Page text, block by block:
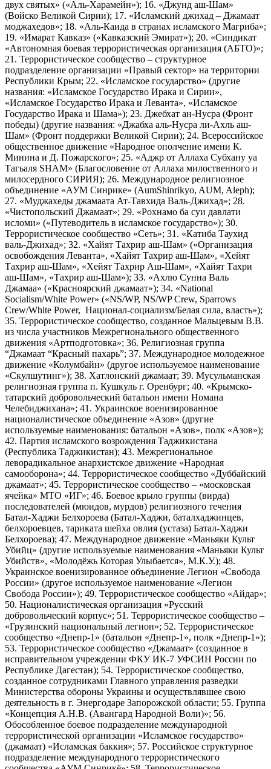
двух святых» («Аль-Харамейн»); 16. «Джунд аш-Шам»
(Войско Великой Сирии); 17. «Исламский джихад – Джамаат
моджахедов»; 18. «Аль-Каида в странах исламского Магриба»;
19. «Имарат Кавказ» («Кавказский Эмират»); 20. «Синдикат
«Автономная боевая террористическая организация (АБТО)»;
21. Террористическое сообщество – структурное
подразделение организации «Правый сектор» на территории
Республики Крым; 22. «Исламское государство» (другие
названия: «Исламское Государство Ирака и Сирии»,
«Исламское Государство Ирака и Леванта», «Исламское
Государство Ирака и Шама»); 23. Джебхат ан-Нусра (Фронт
победы) (другие названия: «Джабха аль-Нусра ли-Ахль аш-
Шам» (Фронт поддержки Великой Сирии); 24. Всероссийское
общественное движение «Народное ополчение имени К.
Минина и Д. Пожарского»; 25. «Аджр от Аллаха Субхану уа
Тагьаля SHAM» (Благословение от Аллаха милоственного и
милосердного СИРИЯ); 26. Международное религиозное
объединение «АУМ Синрике» (AumShinrikyo, AUM, Aleph);
27. «Муджахеды джамаата Ат-Тавхида Валь-Джихад»; 28.
«Чистопольский Джамаат»; 29. «Рохнамо ба суи давлати
исломи» («Путеводитель в исламское государство»); 30.
Террористическое сообщество «Сеть»; 31. «Катиба Таухид
валь-Джихад»; 32. «Хайят Тахрир аш-Шам» («Организация
освобождения Леванта», «Хайят Тахрир аш-Шам», «Хейят
Тахрир аш-Шам», «Хейят Тахрир Аш-Шам», «Хайят Тахри
аш-Шам», «Тахрир аш-Шам»); 33. «Ахлю Сунна Валь
Джамаа» («Красноярский джамаат»); 34. «National
Socialism/White Power» («NS/WP, NS/WP Crew, Sparrows
Crew/White Power, Национал-социализм/Белая сила, власть»);
35. Террористическое сообщество, созданное Мальцевым В.В.
из числа участников Межрегионального общественного
движения «Артподготовка»; 36. Религиозная группа
“Джамаат “Красный пахарь”; 37. Международное молодежное
движение «Колумбайн» (другое используемое наименование
«Скулшутинг»); 38. Хатлонский джамаат; 39. Мусульманская
религиозная группа п. Кушкуль г. Оренбург; 40. «Крымско-
татарский добровольческий батальон имени Номана
Челебиджихана»; 41. Украинское военизированное
националистическое объединение «Азов» (другие
используемые наименования: батальон «Азов», полк «Азов»);
42. Партия исламского возрождения Таджикистана
(Республика Таджикистан); 43. Межрегиональное
леворадикальное анархистское движение «Народная
самооборона»; 44. Террористическое сообщество «Дуббайский
джамаат»; 45. Террористическое сообщество – «московская
ячейка» МТО «ИГ»; 46. Боевое крыло группы (вирда)
последователей (мюидов, мурдов) религиозного течения
Батал-Хаджи Белхороева (Батал-Хаджи, баталхаджинцев,
белхороевцев, тариката шейха овлия (устаза) Батал-Хаджи
Белхороева); 47. Международное движение «Маньяки Культ
Убийц» (другие используемые наименования «Маньяки Культ
Убийств», «Молодёжь Которая Улыбается», М.К.У.); 48.
Украинское военизированное объединение Легион «Свобода
России» (другое используемое наименование «Легион
Свобода России»); 49. Террористическое сообщество «Айдар»;
50. Националистическая организация «Русский
добровольческий корпус»; 51. Террористическое сообщество –
«Грузинский национальный легион»; 52. Террористическое
сообщество «Днепр-1» (батальон «Днепр-1», полк «Днепр-1»);
53. Террористическое сообщество «Джамаат» (созданное в
исправительном учреждении ФКУ ИК-7 УФСИН России по
Республике Дагестан); 54. Террористическое сообщество,
созданное сотрудниками Главного управления разведки
Министерства обороны Украины и осуществлявшее свою
деятельность в г. Энергодаре Запорожской области; 55. Группа
«Концепция А.Н.В. (Авангард Народной Воли)»; 56.
Обособленное боевое подразделение международной
террористической организации «Исламское государство»
(джамаат) «Исламская баккия»; 57. Российское структурное
подразделение международного террористического